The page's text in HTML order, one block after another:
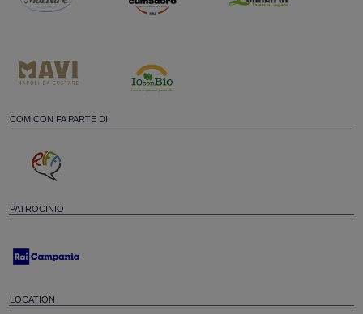
COMICON FA PARTE DI
PATROCINIO
LOCATION